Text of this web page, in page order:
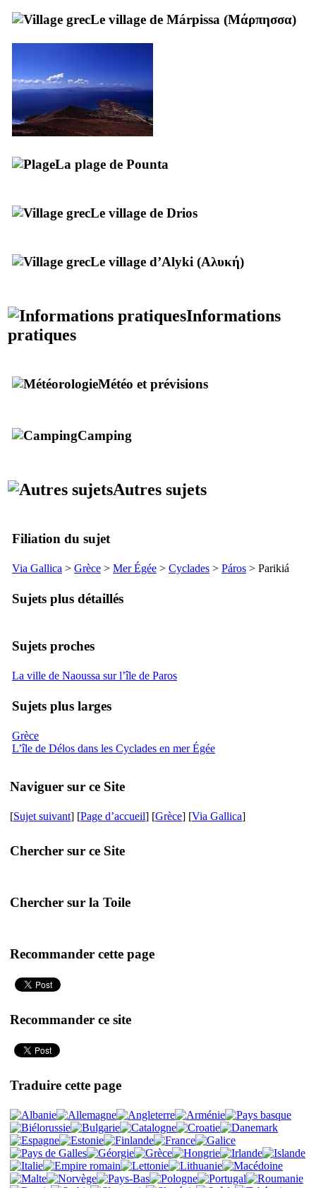
Le village de Márpissa (Μάρπησσα)
La plage de Pounta
Le village de Drios
Le village d’Alyki (Αλυκή)
Informations
pratiques
Météo et prévisions
Camping
Autres sujets
Filiation du sujet
Via Gallica > Grèce > Mer Égée > Cyclades > Páros > Parikiá
Sujets plus détaillés
Sujets proches
La ville de Naoussa sur l’île de Paros
Sujets plus larges
Grèce
L’île de Délos dans les Cyclades en mer Égée
Naviguer sur ce Site
[Sujet suivant] [Page d’accueil] [Grèce] [Via Gallica]
Chercher sur ce Site
Chercher sur la Toile
Recommander cette page
Recommander ce site
Traduire cette page